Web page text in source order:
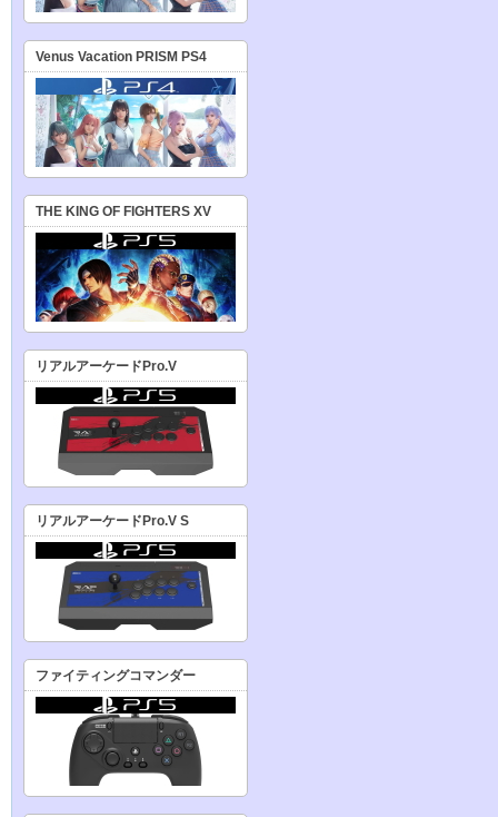
Venus Vacation PRISM PS4
THE KING OF FIGHTERS XV
リアルアーケードPro.V
リアルアーケードPro.V S
ファイティングコマンダー